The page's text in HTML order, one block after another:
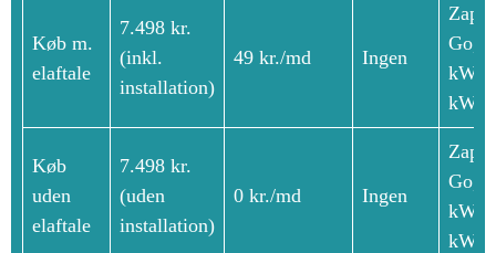
Køb m.
elaftale
7.498 kr.
(inkl.
installation)
49 kr./md Ingen
Go,
kW/
kW
Køb
uden
elaftale
7.498 kr.
(uden
installation)
0 kr./md Ingen
Go,
kW/
kW